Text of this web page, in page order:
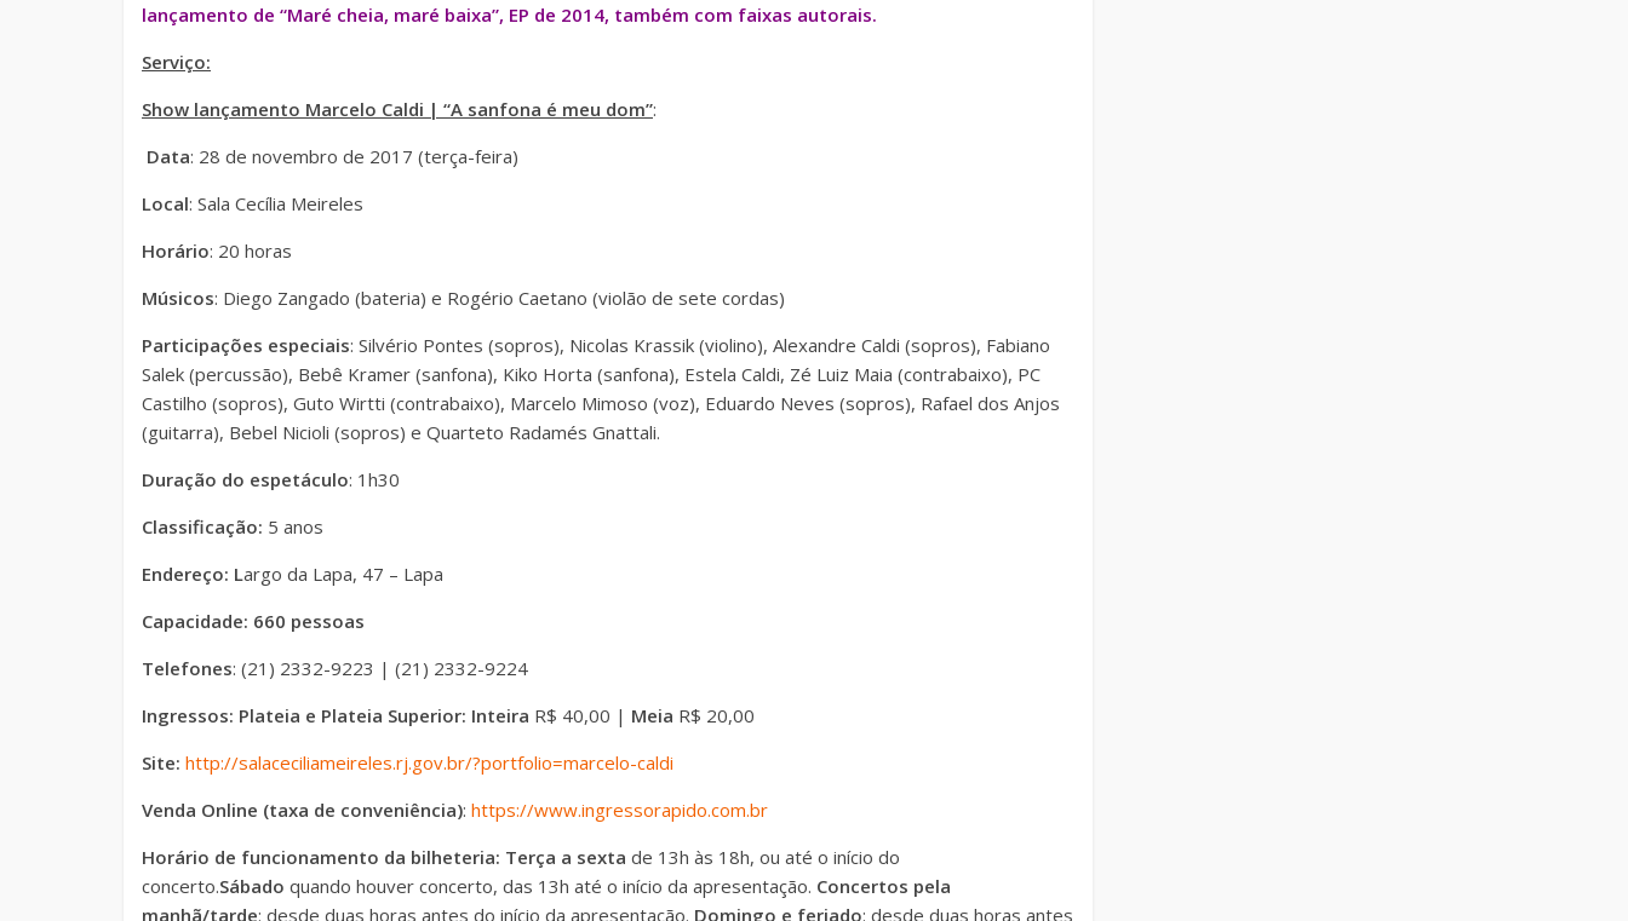
lançamento de “Maré cheia, maré baixa”, EP de 2014, também com faixas autorais.
Serviço:
Show lançamento Marcelo Caldi | “A sanfona é meu dom”:
Data: 28 de novembro de 2017 (terça-feira)
Local: Sala Cecília Meireles
Horário: 20 horas
Músicos: Diego Zangado (bateria) e Rogério Caetano (violão de sete cordas)
Participações especiais: Silvério Pontes (sopros), Nicolas Krassik (violino), Alexandre Caldi (sopros), Fabiano
Salek (percussão), Bebê Kramer (sanfona), Kiko Horta (sanfona), Estela Caldi, Zé Luiz Maia (contrabaixo), PC
Castilho (sopros), Guto Wirtti (contrabaixo), Marcelo Mimoso (voz), Eduardo Neves (sopros), Rafael dos Anjos
(guitarra), Bebel Nicioli (sopros) e Quarteto Radamés Gnattali.
Duração do espetáculo: 1h30
Classificação: 5 anos
Endereço: Largo da Lapa, 47 – Lapa
Capacidade: 660 pessoas
Telefones: (21) 2332-9223 | (21) 2332-9224
Ingressos: Plateia e Plateia Superior: Inteira R$ 40,00 | Meia R$ 20,00
Site: http://salaceciliameireles.rj.gov.br/?portfolio=marcelo-caldi
Venda Online (taxa de conveniência): https://www.ingressorapido.com.br
Horário de funcionamento da bilheteria: Terça a sexta de 13h às 18h, ou até o início do
concerto.Sábado quando houver concerto, das 13h até o início da apresentação. Concertos pela
manhã/tarde: desde duas horas antes do início da apresentação. Domingo e feriado: desde duas horas antes